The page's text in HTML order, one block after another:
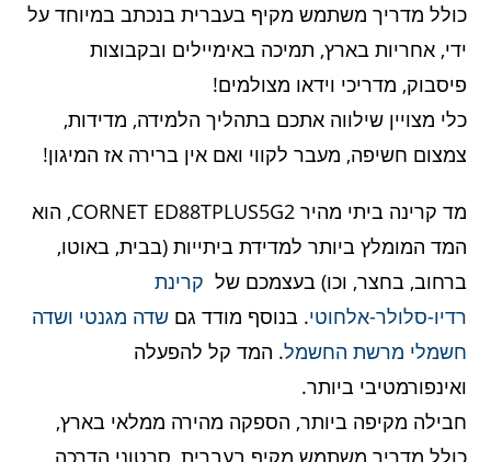
כולל מדריך משתמש מקיף בעברית בנכתב במיוחד על
ידי, אחריות בארץ, תמיכה באימיילים ובקבוצות
פיסבוק, מדריכי וידאו מצולמים!
כלי מצויין שילווה אתכם בתהליך הלמידה, מדידות,
צמצום חשיפה, מעבר לקווי ואם אין ברירה אז המיגון!
מד קרינה ביתי מהיר CORNET ED88TPLUS5G2, הוא
המד המומלץ ביותר למדידת ביתייות (בבית, באוטו,
ברחוב, בחצר, וכו) בעצמכם של קרינת
רדיו-סלולר-אלחוטי. בנוסף מודד גםשדה מגנטי ושדה
חשמלי מרשת החשמל. המד קל להפעלה
ואינפורמטיבי ביותר.
חבילה מקיפה ביותר, הספקה מהירה ממלאי בארץ,